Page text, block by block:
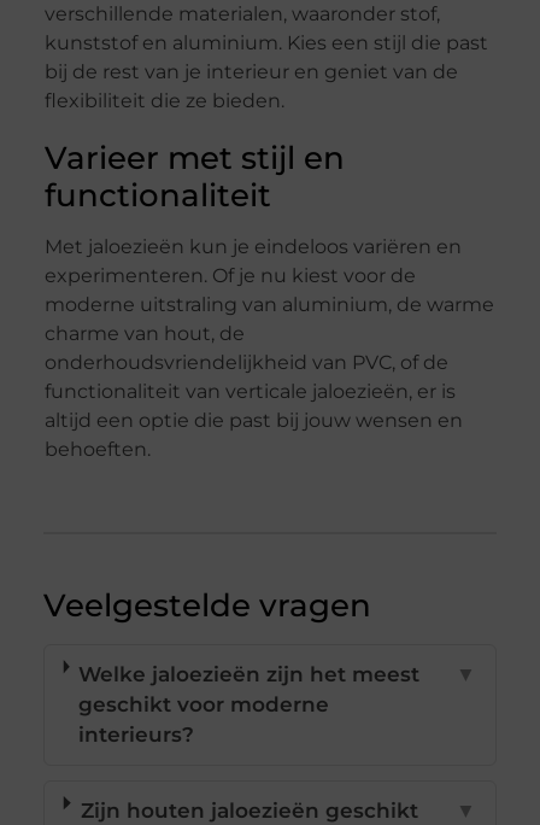
verschillende materialen, waaronder stof,
kunststof en aluminium. Kies een stijl die past
bij de rest van je interieur en geniet van de
flexibiliteit die ze bieden.
Varieer met stijl en
functionaliteit
Met jaloezieën kun je eindeloos variëren en
experimenteren. Of je nu kiest voor de
moderne uitstraling van aluminium, de warme
charme van hout, de
onderhoudsvriendelijkheid van PVC, of de
functionaliteit van verticale jaloezieën, er is
altijd een optie die past bij jouw wensen en
behoeften.
Veelgestelde vragen
Welke jaloezieën zijn het meest
geschikt voor moderne
interieurs?
▼
Zijn houten jaloezieën geschikt
▼